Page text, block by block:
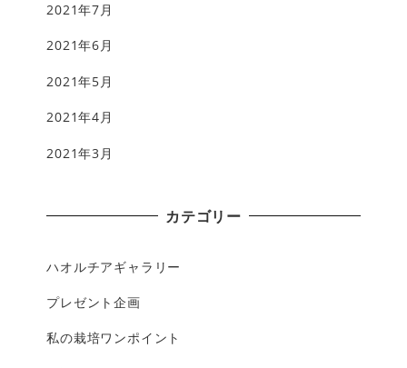
2021年7月
2021年6月
2021年5月
2021年4月
2021年3月
カテゴリー
ハオルチアギャラリー
プレゼント企画
私の栽培ワンポイント